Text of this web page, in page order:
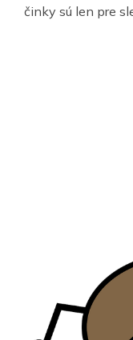
činky sú len pre